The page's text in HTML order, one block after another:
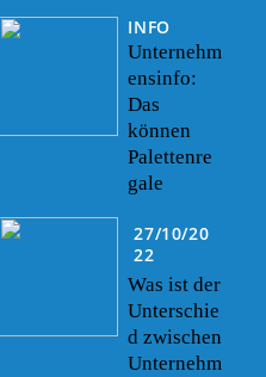
INFO
Unternehm
ensinfo:
Das
können
Palettenre
gale
27/10/20
22
Was ist der
Unterschie
d zwischen
Unternehm